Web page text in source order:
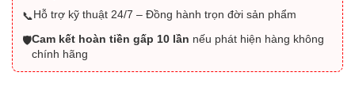
📞Hỗ trợ kỹ thuật 24/7 – Đồng hành trọn đời sản phẩm
🛡️Cam kết hoàn tiền gấp 10 lần nếu phát hiện hàng không
chính hãng